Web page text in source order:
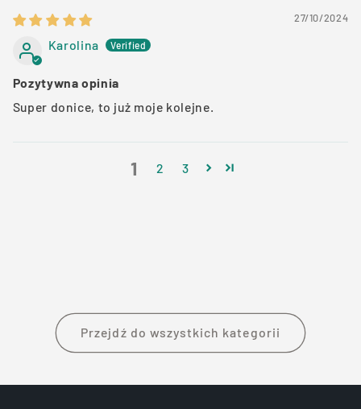
27/10/2024
Karolina
Pozytywna opinia
Super donice, to już moje kolejne.
1 2 3
Przejdź do wszystkich kategorii